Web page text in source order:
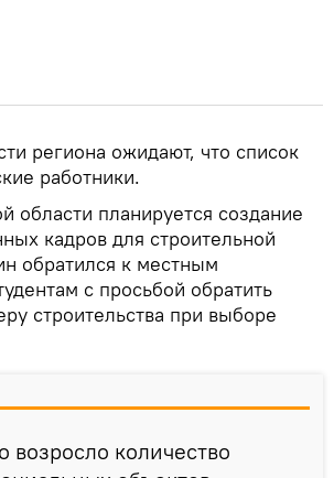
региона ожидают, что список
работники.
области планируется создание
кадров для строительной
обратился к местным
с просьбой обратить
строительства при выборе
возросло количество